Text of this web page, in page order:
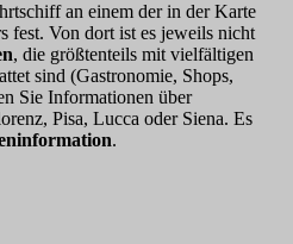
an einem der in der Karte
fest. Von dort ist es jeweils nicht
, die größtenteils mit vielfältigen
sind (Gastronomie, Shops,
Sie Informationen über
Pisa, Lucca oder Siena. Es
.